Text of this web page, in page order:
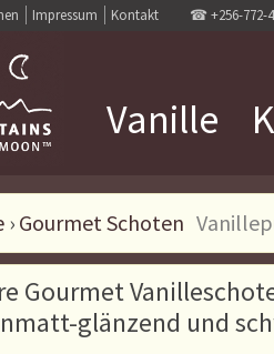
Impressum Kontakt ☎+256-772-
Vanille
› Gourmet Schoten
Gourmet
glänzend und